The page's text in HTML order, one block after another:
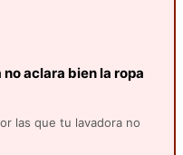
aclara bien la ropa
las que tu lavadora no